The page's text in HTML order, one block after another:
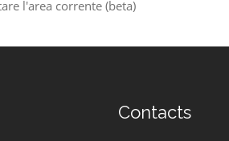
l'area corrente (beta)
Contacts